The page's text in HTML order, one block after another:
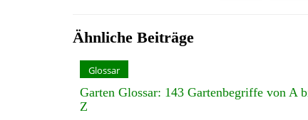
Ähnliche Beiträge
Glossar
Garten Glossar: 143 Gartenbegriffe von A
Z